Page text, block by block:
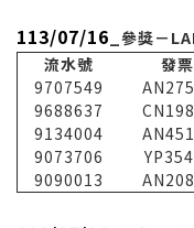
113/07/16 _參獎－
流水號
發
9707549
9688637
9134004
9073706
9090013